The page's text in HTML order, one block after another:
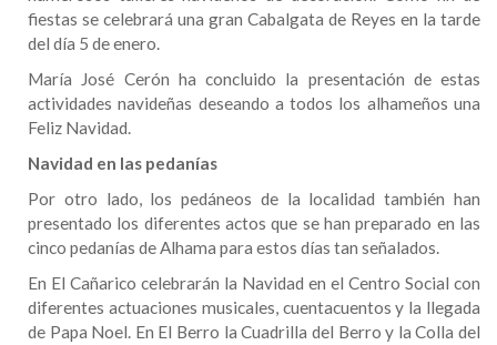
fiestas se celebrará una gran Cabalgata de Reyes en la tarde
del día 5 de enero.
María José Cerón ha concluido la presentación de estas
actividades navideñas deseando a todos los alhameños una
Feliz Navidad.
Navidad en las pedanías
Por otro lado, los pedáneos de la localidad también han
presentado los diferentes actos que se han preparado en las
cinco pedanías de Alhama para estos días tan señalados.
En El Cañarico celebrarán la Navidad en el Centro Social con
diferentes actuaciones musicales, cuentacuentos y la llegada
de Papa Noel. En El Berro la Cuadrilla del Berro y la Colla del